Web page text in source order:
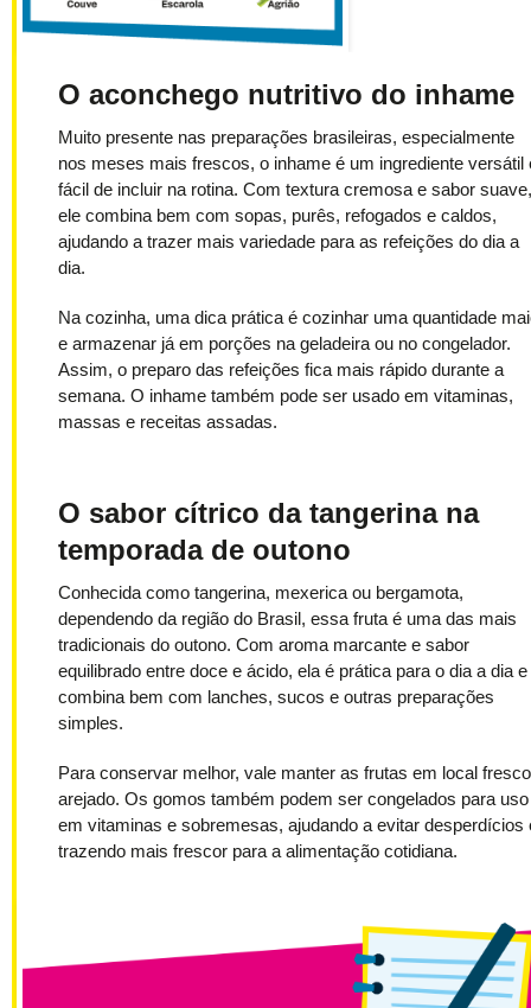
O aconchego nutritivo do inhame
Muito presente nas preparações brasileiras, especialmente
nos meses mais frescos, o inhame é um ingrediente versátil
fácil de incluir na rotina. Com textura cremosa e sabor suave,
ele combina bem com sopas, purês, refogados e caldos,
ajudando a trazer mais variedade para as refeições do dia a
dia.
Na cozinha, uma dica prática é cozinhar uma quantidade
e armazenar já em porções na geladeira ou no congelador.
Assim, o preparo das refeições fica mais rápido durante a
semana. O inhame também pode ser usado em vitaminas,
massas e receitas assadas.
O sabor cítrico da tangerina na
temporada de outono
Conhecida como tangerina, mexerica ou bergamota,
dependendo da região do Brasil, essa fruta é uma das mais
tradicionais do outono. Com aroma marcante e sabor
equilibrado entre doce e ácido, ela é prática para o dia a dia e
combina bem com lanches, sucos e outras preparações
simples.
Para conservar melhor, vale manter as frutas em local
arejado. Os gomos também podem ser congelados para uso
em vitaminas e sobremesas, ajudando a evitar desperdícios
trazendo mais frescor para a alimentação cotidiana.